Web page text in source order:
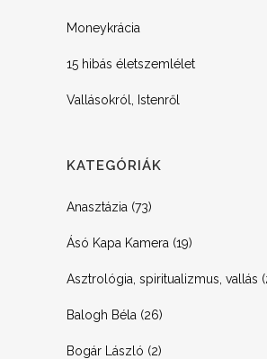
Moneykrácia
15 hibás életszemlélet
Vallásokról, Istenről
KATEGÓRIÁK
Anasztázia (73)
Ásó Kapa Kamera (19)
Asztrológia, spiritualizmus, vallás
Balogh Béla (26)
Bogár László (2)